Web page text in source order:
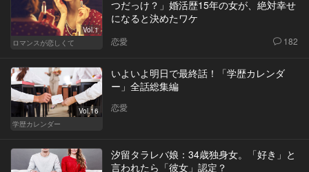
Vol.1
ロマンスが恋しくて
つだっけ？」婚活歴15年の女が、絶対幸せ
になると決めたワケ
恋愛 182
Vol.16
学歴カレンダー
いよいよ明日で最終話！「学歴カレンダ
ー」全話総集編
恋愛
汐留タラレバ娘：34歳独身女。「好き」と
言われたら「彼女」認定？